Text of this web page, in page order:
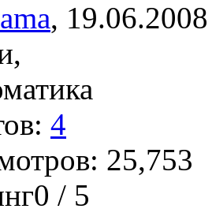
,
4
25,753
/ 5